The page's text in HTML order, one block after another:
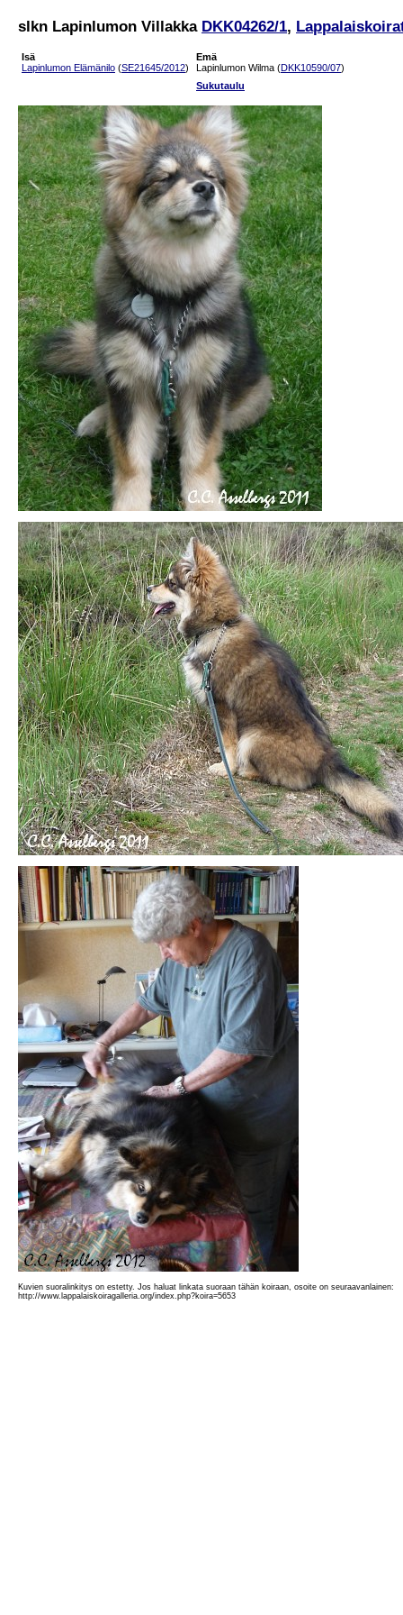
slkn Lapinlumon Villakka DKK04262/1,
Isä
Lapinlumon Elämänilo (SE21645/2012)
Emä
Lapinlumon Wilma (DKK10590/07)
Sukutaulu
Kuvien suoralinkitys on estetty. Jos haluat linkata suoraan tähän koiraan, osoite on seuraavanlainen:
http://www.lappalaiskoiragalleria.org/index.php?koira=5653